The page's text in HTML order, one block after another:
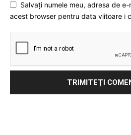
Salvați numele meu, adresa de
acest browser pentru data viitoare i